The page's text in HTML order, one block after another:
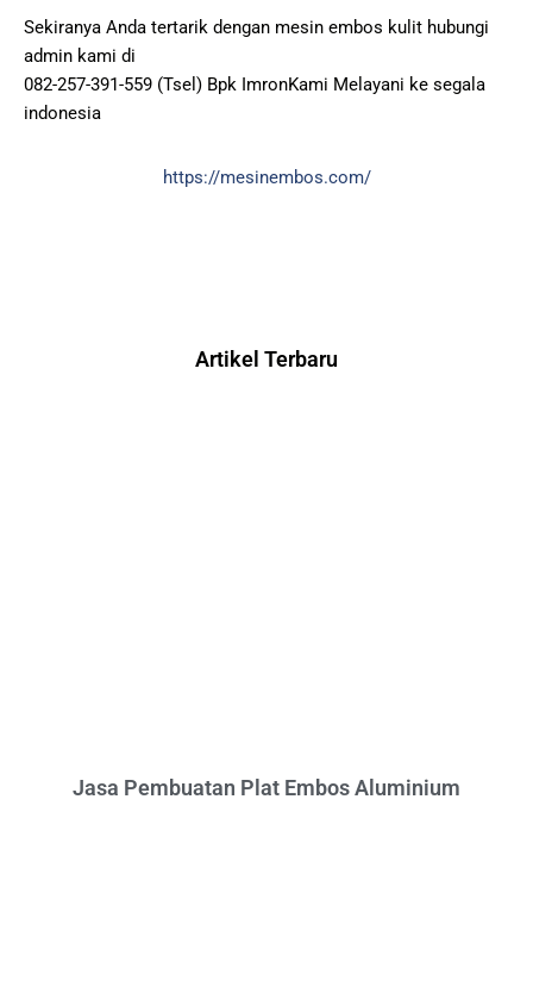
Sekiranya Anda tertarik dengan mesin embos kulit hubungi
admin kami di
082-257-391-559 (Tsel) Bpk ImronKami Melayani ke segala
indonesia
https://mesinembos.com/
Artikel Terbaru
Jasa Pembuatan Plat Embos Aluminium